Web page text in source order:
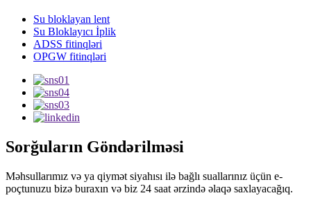
Su bloklayan lent
Su Bloklayıcı İplik
ADSS fitinqləri
OPGW fitinqləri
Sorğuların Göndərilməsi
Məhsullarımız və ya qiymət siyahısı ilə bağlı suallarınız üçün e-
poçtunuzu bizə buraxın və biz 24 saat ərzində əlaqə saxlayacağıq.